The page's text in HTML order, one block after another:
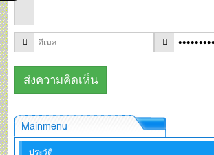
Mainmenu
ประวัติ